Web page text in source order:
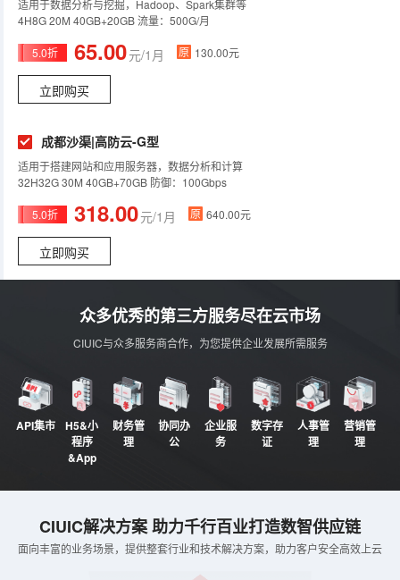
适用于数据分析与挖掘，Hadoop、Spark集群等
4H8G 20M 40GB+20GB 流量：500G/月
5.0折 65.00元/1月 原 130.00元
立即购买
成都沙渠|高防云-G型
适用于搭建网站和应用服务器，数据分析和计算
32H32G 30M 40GB+70GB 防御：100Gbps
5.0折 318.00元/1月 原 640.00元
立即购买
众多优秀的第三方服务尽在云市场
CIUIC与众多服务商合作，为您提供企业发展所需服务
API集市
H5&小
程序
&App
财务管
理
协同办
公
企业服
务
数字存
证
人事管
理
营销管
理
CIUIC解决方案 助力千行百业打造数智供应链
面向丰富的业务场景，提供整套行业和技术解决方案，助力客户安全高效上云